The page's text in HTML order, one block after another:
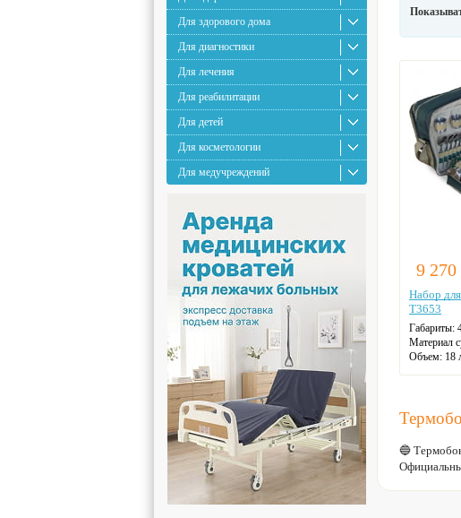
Для здорового дома
Для диагностики
Для лечения
Для реабилитации
Для детей
Для косметологии
Для медучреждений
9 270
Набор
T3653
Габариты:
Материал
Объем: 18
🔵